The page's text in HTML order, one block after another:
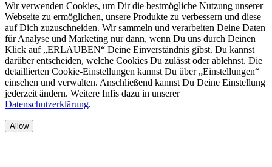
Wir verwenden Cookies, um Dir die bestmögliche Nutzung unserer
Webseite zu ermöglichen, unsere Produkte zu verbessern und diese
auf Dich zuzuschneiden. Wir sammeln und verarbeiten Deine Daten
für Analyse und Marketing nur dann, wenn Du uns durch Deinen
Klick auf „ERLAUBEN“ Deine Einverständnis gibst. Du kannst
darüber entscheiden, welche Cookies Du zulässt oder ablehnst. Die
detaillierten Cookie-Einstellungen kannst Du über „Einstellungen“
einsehen und verwalten. Anschließend kannst Du Deine Einstellung
jederzeit ändern. Weitere Infis dazu in unserer
Datenschutzerklärung.
Allow